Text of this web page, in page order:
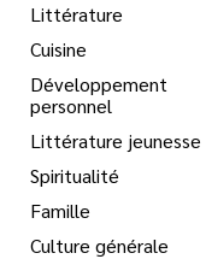
Littérature
Cuisine
Développement
personnel
Littérature jeunesse
Spiritualité
Famille
Culture générale